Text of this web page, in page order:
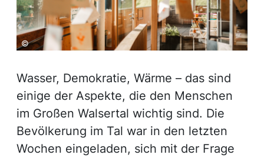
©
Wasser, Demokratie, Wärme – das sind
einige der Aspekte, die den Menschen
im Großen Walsertal wichtig sind. Die
Bevölkerung im Tal war in den letzten
Wochen eingeladen, sich mit der Frage